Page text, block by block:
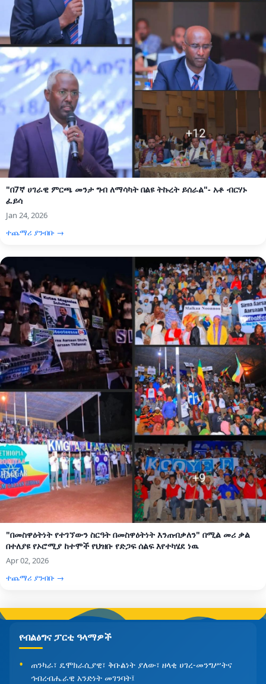
"በ7ኛ ሀገራዊ ምርጫ መንታ ግብ ለማሳካት በልዩ ትኩረት ይሰራል"- አቶ ብርሃኑ
ፈይሳ
Jan 24, 2026
ተጨማሪ ያንብቡ →
"በመስዋዕትነት የተገኘውን ስርዓት በመስዋዕትነት እንጠብቃለን" በሚል መሪ ቃል
በተለያዩ የኦሮሚያ ከተሞች የህዝቡ የድጋፍ ሰልፍ እየተካሄደ ነዉ
Apr 02, 2026
ተጨማሪ ያንብቡ →
የብልፅግና ፓርቲ ዓላማዎች
ጠንካራ፣ ዴሞክራሲያዊ፣ ቅቡልነት ያለው፣ ዘላቂ ሀገረ-መንግሥትና
ኅብረብሔራዊ አንድነት መገንባት፤